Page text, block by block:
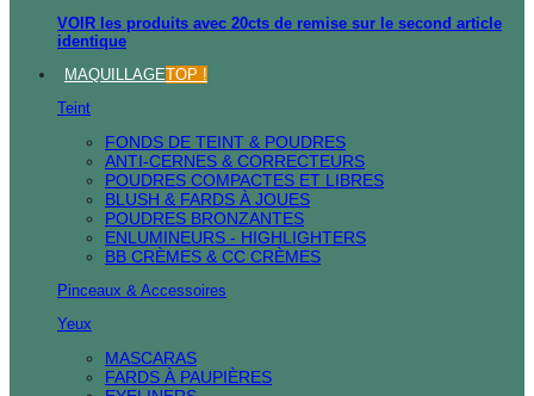
VOIR les produits avec 20cts de remise sur le second article
identique
MAQUILLAGETOP !
Teint
FONDS DE TEINT & POUDRES
ANTI-CERNES & CORRECTEURS
POUDRES COMPACTES ET LIBRES
BLUSH & FARDS À JOUES
POUDRES BRONZANTES
ENLUMINEURS - HIGHLIGHTERS
BB CRÈMES & CC CRÈMES
Pinceaux & Accessoires
Yeux
MASCARAS
FARDS À PAUPIÈRES